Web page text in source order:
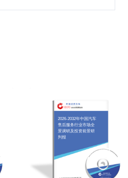
2026-2032年中国汽车
售后服务行业市场全
景调研及投资前景研
判报